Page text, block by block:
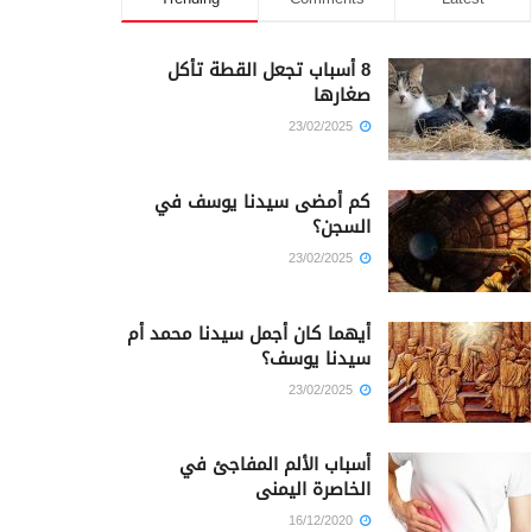
8 أسباب تجعل القطة تأكل
صغارها
كم أمضى سيدنا يوسف في
السجن؟
أيهما كان أجمل سيدنا محمد أم
سيدنا يوسف؟
أسباب الألم المفاجئ في
الخاصرة اليمنى